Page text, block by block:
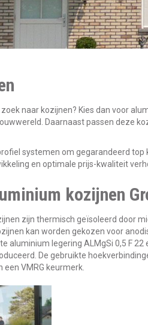
naar kozijnen? Kies dan voor
Daarnaast passen deze
systemen om gegarandeerd
en optimale prijs-kwaliteit
kozijnen
zijn thermisch geïsoleerd door
kan worden gekozen voor
aluminium legering ALMgSi 0,5 F 22
De gebruikte
een VMRG keurmerk.